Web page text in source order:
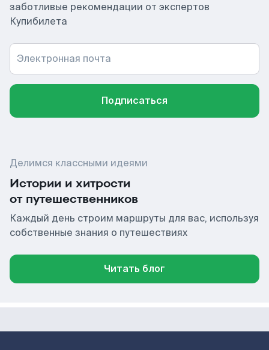
заботливые рекомендации от экспертов
Купибилета
Электронная почта
Подписаться
Делимся классными идеями
Истории и хитрости
от путешественников
Каждый день строим маршруты для вас, используя
собственные знания о путешествиях
Читать блог